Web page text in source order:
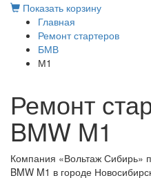
Показать корзину
Главная
Ремонт стартеров
БМВ
М1
Ремонт
BMW M1
Компания «Вольтаж Сибирь»
BMW M1 в городе